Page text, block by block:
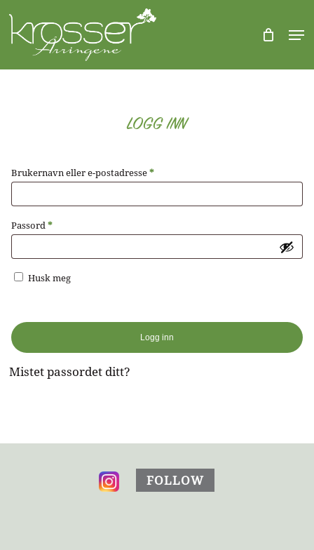
main
content
Kurv CLOSE
KURV
LOGG INN
Brukernavn eller e-postadresse*Påkrevd
Passord*Påkrevd
Husk meg
Logg inn
Mistet passordet ditt?
FOLLOW
Close